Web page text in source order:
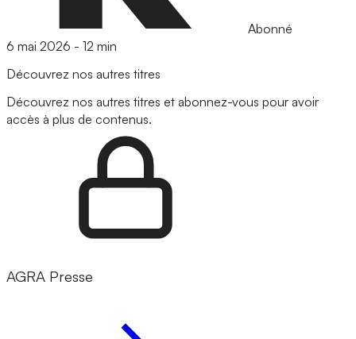
Abonné
6 mai 2026 - 12 min
Découvrez nos autres titres
Découvrez nos autres titres et abonnez-vous pour avoir
accès à plus de contenus.
AGRA Presse